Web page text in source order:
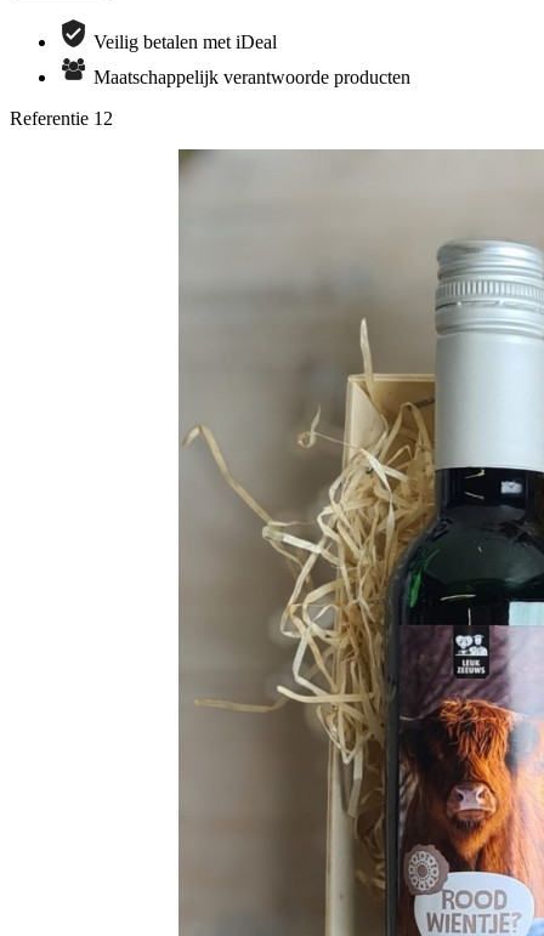
Veilig betalen met iDeal
Maatschappelijk verantwoorde producten
Referentie 12